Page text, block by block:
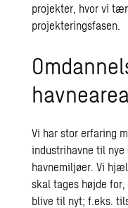
projekter, hvor vi
projekteringsfasen.
Vi har stor erfaring
industrihavne til
havnemiljøer. Vi
skal tages højde
blive til nyt; f.eks.